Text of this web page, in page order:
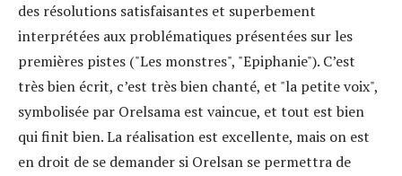
des résolutions satisfaisantes et superbement
interprétées aux problématiques présentées sur les
premières pistes ("Les monstres", "Epiphanie"). C’est
très bien écrit, c’est très bien chanté, et "la petite voix",
symbolisée par Orelsama est vaincue, et tout est bien
qui finit bien. La réalisation est excellente, mais on est
en droit de se demander si Orelsan se permettra de